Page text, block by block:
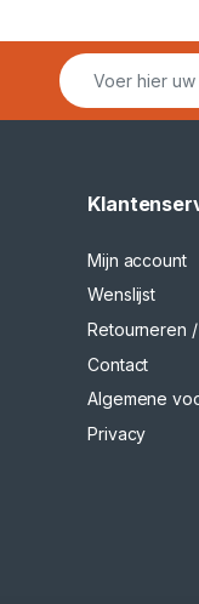
Mijn account
Wenslijst
Retourneren
Contact
Algemene
Privacy